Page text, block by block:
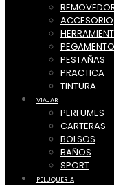
ACCESORIO
PEGAMENTO
PESTAÑAS
PRACTICA
TINTURA
VIAJAR
PERFUMES
CARTERAS
BOLSOS
BAÑOS
SPORT
PELUQUERIA